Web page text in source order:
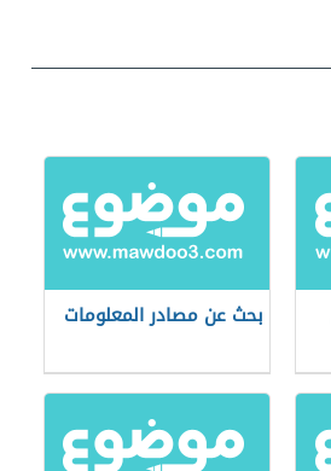
بحث عن مصادر المعلومات